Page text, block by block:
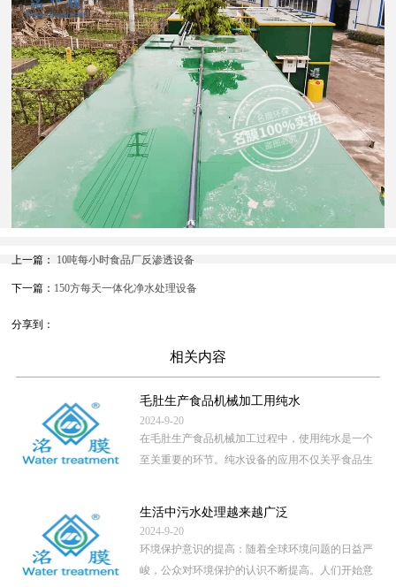
上一篇： 10吨每小时食品厂反渗透设备
下一篇： 150方每天一体化净水处理设备
分享到：
相关内容
毛肚生产食品机械加工用纯水
2024-9-20
在毛肚生产食品机械加工过程中，使用纯水是一个
至关重要的环节。纯水设备的应用不仅关乎食品生
生活中污水处理越来越广泛
2024-9-20
环境保护意识的提高：随着全球环境问题的日益严
峻，公众对环境保护的认识不断提高。人们开始意